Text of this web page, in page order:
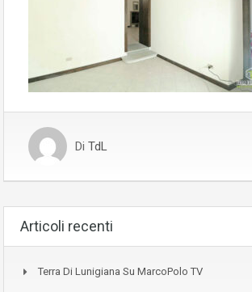
Di TdL
Articoli recenti
Terra Di Lunigiana Su MarcoPolo TV